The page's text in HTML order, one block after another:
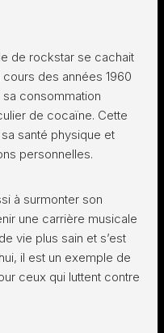
de rockstar se cachait
des années 1960
consommation
de cocaïne. Cette
santé physique et
personnelles.
à surmonter son
une carrière musicale
vie plus sain et s’est
il est un exemple de
ceux qui luttent contre